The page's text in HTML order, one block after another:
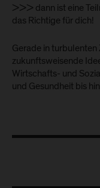
>>> dann ist eine
das Richtige für dich!
Gerade in
zukunftsweisende
Wirtschafts- und
und Gesundheit bis